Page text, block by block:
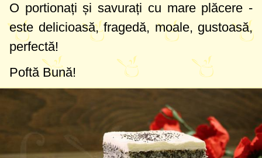
O portionați și savurați cu mare plăcere -
este delicioasă, fragedă, moale, gustoasă,
perfectă!
Poftă Bună!